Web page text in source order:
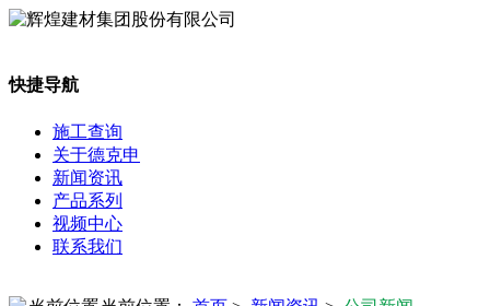
快捷导航
施工查询
关于德克申
新闻资讯
产品系列
视频中心
联系我们